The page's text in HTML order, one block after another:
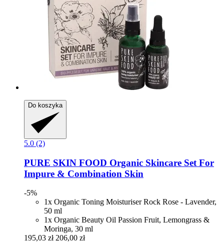
Do koszyka
5.0 (2)
PURE SKIN FOOD Organic Skincare Set For
Impure & Combination Skin
-5%
1x Organic Toning Moisturiser Rock Rose - Lavender,
50 ml
1x Organic Beauty Oil Passion Fruit, Lemongrass &
Moringa, 30 ml
195,03 zł 206,00 zł